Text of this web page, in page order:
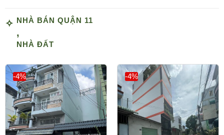
NHÀ BÁN QUẬN 11
,
NHÀ ĐẤT
-4% -4%